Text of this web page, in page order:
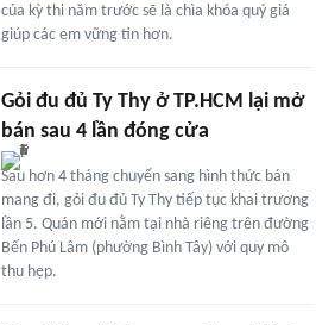
của kỳ thi năm trước sẽ là chìa khóa quý giá
giúp các em vững tin hơn.
Gỏi đu đủ Ty Thy ở TP.HCM lại mở
bán sau 4 lần đóng cửa
Sau hơn 4 tháng chuyển sang hình thức bán
mang đi, gỏi đu đủ Ty Thy tiếp tục khai trương
lần 5. Quán mới nằm tại nhà riêng trên đường
Bến Phú Lâm (phường Bình Tây) với quy mô
thu hẹp.